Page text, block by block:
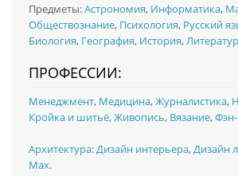
Предметы:Астрономия, Информатика,
Обществознание, Психология, Русский
Биология, География, История,
ПРОФЕССИИ:
Менеджмент, Медицина,Журналистика,
Кройка и шитьё,Живопись, Вязание,
Архитектура:Дизайн интерьера,Дизайн
Max.